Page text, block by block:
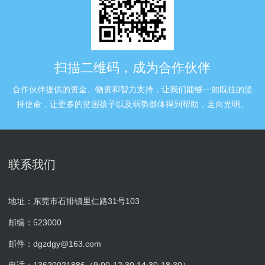
扫描二维码，成为合作伙伴
合作伙伴提供的资金、物资和智力支持，让我们能够一如既往的坚
持使命，让更多的贫困孩子以及弱势群体得到帮助，走向光明。
联系我们
地址：东莞市石排镇里仁路31号103
邮编：523000
邮件：dgzdgy@163.com